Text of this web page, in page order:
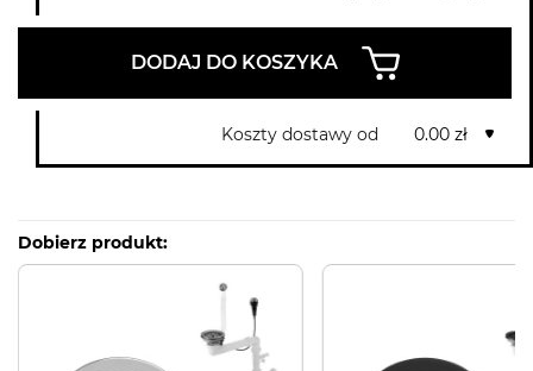
DODAJ DO KOSZYKA
Koszty dostawy od 0.00 zł
Dobierz produkt: